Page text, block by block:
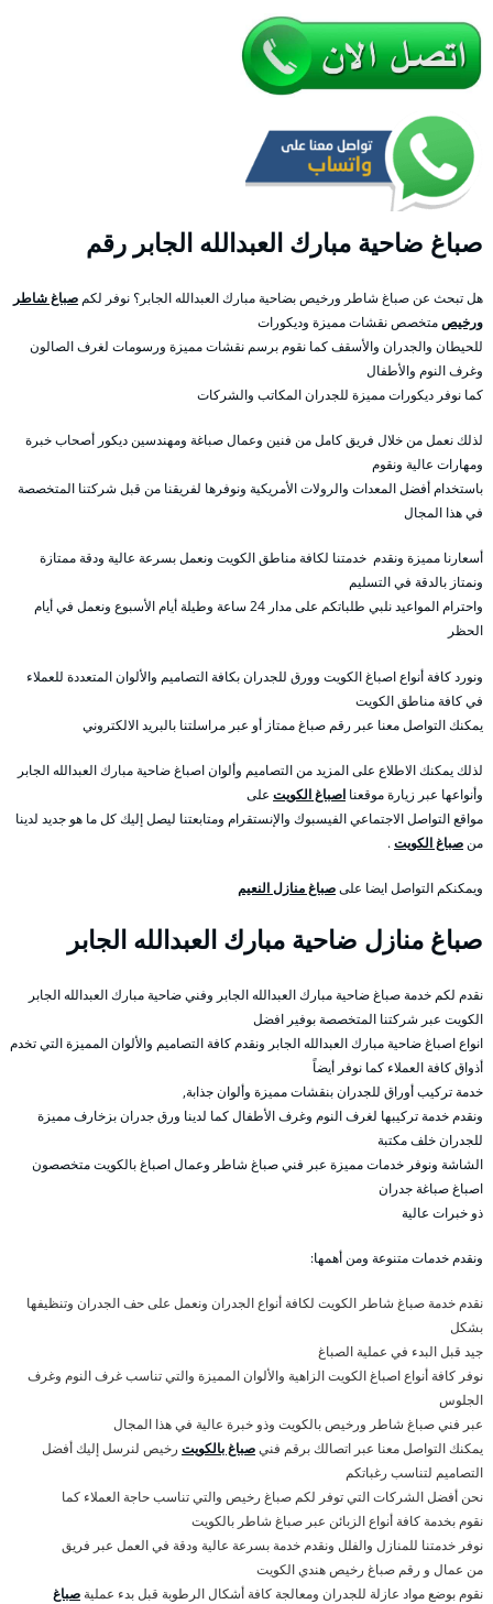
صباغ ضاحية مبارك العبدالله الجابر رقم
هل تبحث عن صباغ شاطر ورخيص بضاحية مبارك العبدالله الجابر؟ نوفر لكم صباغ شاطر
ورخيصمتخصص نقشات مميزة وديكورات
للحيطان والجدران والأسقف كما نقوم برسم نقشات مميزة ورسومات لغرف الصالون
وغرف النوم والأطفال
كما نوفر ديكورات مميزة للجدران المكاتب والشركات
لذلك نعمل من خلال فريق كامل من فنين وعمال صباغة ومهندسين ديكور أصحاب خبرة
ومهارات عالية ونقوم
باستخدام أفضل المعدات والرولات الأمريكية ونوفرها لفريقنا من قبل شركتنا المتخصصة
في هذا المجال
أسعارنا مميزة ونقدم خدمتنا لكافة مناطق الكويت ونعمل بسرعة عالية ودقة ممتازة
ونمتاز بالدقة في التسليم
واحترام المواعيد نلبي طلباتكم على مدار 24 ساعة وطيلة أيام الأسبوع ونعمل في أيام
الحظر
ونورد كافة أنواع اصباغ الكويت وورق للجدران بكافة التصاميم والألوان المتعددة للعملاء
في كافة مناطق الكويت
يمكنك التواصل معنا عبر رقم صباغ ممتاز أو عبر مراسلتنا بالبريد الالكتروني
لذلك يمكنك الاطلاع على المزيد من التصاميم وألوان اصباغ ضاحية مبارك العبدالله الجابر
وأنواعها عبر زيارة موقعنا اصباغ الكويت على
مواقع التواصل الاجتماعي الفيسبوك والإنستقرام ومتابعتنا ليصل إليك كل ما هو جديد لدينا
منصباغ الكويت.
ويمكنكم التواصل ايضا علىصباغ منازل النعيم
صباغ منازل ضاحية مبارك العبدالله الجابر
نقدم لكم خدمة صباغ ضاحية مبارك العبدالله الجابر وفني ضاحية مبارك العبدالله الجابر
الكويت عبر شركتنا المتخصصة بوفير افضل
انواع اصباغ ضاحية مبارك العبدالله الجابر ونقدم كافة التصاميم والألوان المميزة التي تخدم
أذواق كافة العملاء كما نوفر أيضاً
خدمة تركيب أوراق للجدران بنقشات مميزة وألوان جذابة,
ونقدم خدمة تركيبها لغرف النوم وغرف الأطفال كما لدينا ورق جدران بزخارف مميزة
للجدران خلف مكتبة
الشاشة ونوفر خدمات مميزة عبر فني صباغ شاطر وعمال اصباغ بالكويت متخصصون
اصباغ صباغة جدران
ذو خبرات عالية
ونقدم خدمات متنوعة ومن أهمها:
نقدم خدمة صباغ شاطر الكويت لكافة أنواع الجدران ونعمل على حف الجدران وتنظيفها
بشكل
جيد قبل البدء في عملية الصباغ
نوفر كافة أنواع اصباغ الكويت الزاهية والألوان المميزة والتي تناسب غرف النوم وغرف
الجلوس
عبر فني صباغ شاطر ورخيص بالكويت وذو خبرة عالية في هذا المجال
يمكنك التواصل معنا عبر اتصالك برقم فنيصباغ بالكويت رخيص لنرسل إليك أفضل
التصاميم لتناسب رغباتكم
نحن أفضل الشركات التي توفر لكم صباغ رخيص والتي تناسب حاجة العملاء كما
نقوم بخدمة كافة أنواع الزبائن عبر صباغ شاطر بالكويت
نوفر خدمتنا للمنازل والفلل ونقدم خدمة بسرعة عالية ودقة في العمل عبر فريق
من عمال و رقم صباغ رخيص هندي الكويت
نقوم بوضع مواد عازلة للجدران ومعالجة كافة أشكال الرطوبة قبل بدء عملية صباغ